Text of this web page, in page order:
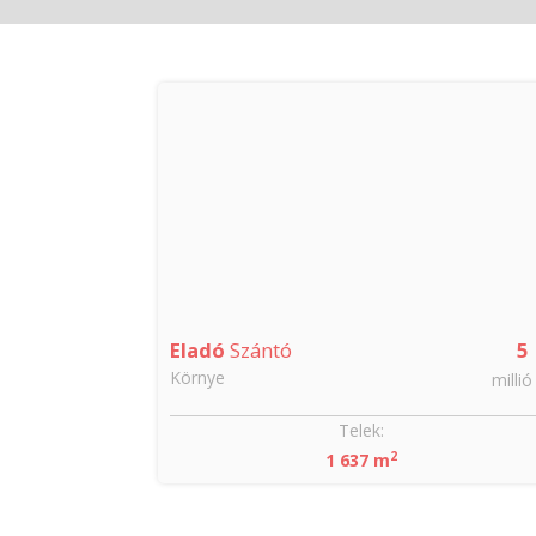
5
millió
Eladó Szántó
Környe
Telek:
1 637 m2